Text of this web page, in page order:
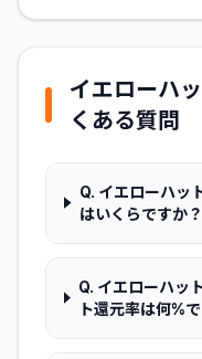
イエローハ
くある質問
Q. イエローハッ
はいくらですか？
Q. イエローハッ
ト還元率は何%